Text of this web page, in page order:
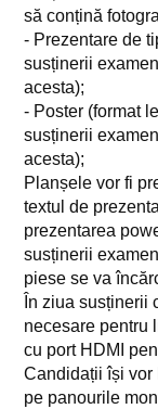
să conțină
- Prezentare de
susținerii
acesta);
- Poster (format
susținerii
acesta);
Planșele vor fi
textul de
prezentarea
susținerii
piese se va
În ziua susținerii
necesare pentru
cu port HDMI
Candidații își vor
pe panourile